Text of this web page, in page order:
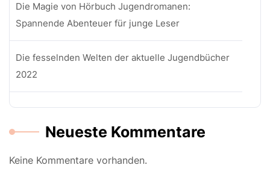
Die Magie von Hörbuch Jugendromanen:
Spannende Abenteuer für junge Leser
Die fesselnden Welten der aktuelle Jugendbücher
2022
Neueste Kommentare
Keine Kommentare vorhanden.